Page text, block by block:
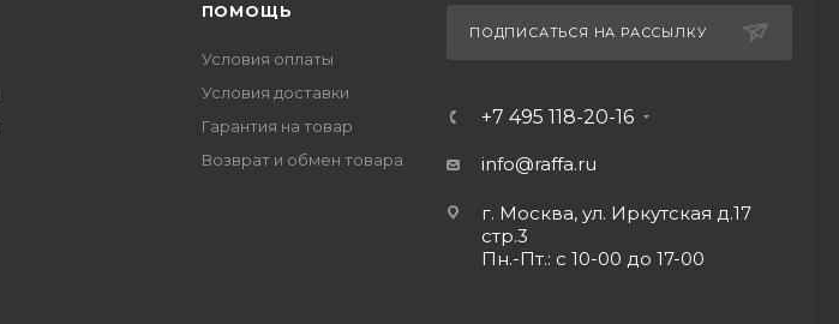
ПОМОЩЬ
Условия оплаты
Условия доставки
Гарантия на товар
Возврат и обмен товара
ПОДПИСАТЬСЯ НА РАССЫЛКУ
+7 495 118-20-16
info@raffa.ru
г. Москва, ул. Иркутская д.17
стр.3
Пн.-Пт.: с 10-00 до 17-00